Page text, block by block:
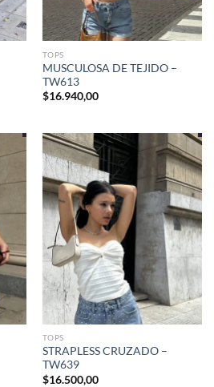
TOPS
MUSCULOSA DE TEJIDO –
TW613
$16.940,00
TOPS
STRAPLESS CRUZADO –
TW639
$16.500,00